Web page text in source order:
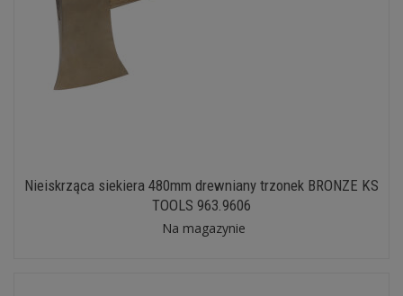
Nieiskrząca siekiera 480mm drewniany trzonek BRONZE KS
TOOLS 963.9606
Na magazynie